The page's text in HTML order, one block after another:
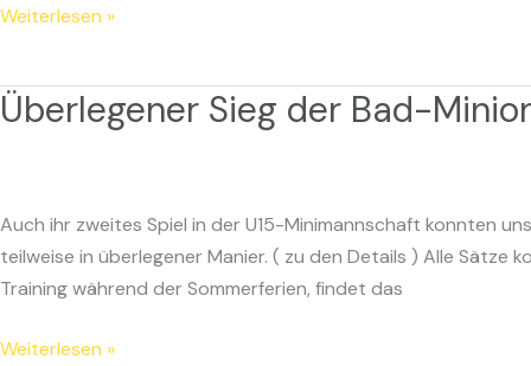
Weiterlesen »
Überlegener Sieg der Bad-
Auch ihr zweites Spiel in der U15-Minimannschaft konnten
teilweise in überlegener Manier. ( zu den Details ) Alle
Training während der Sommerferien, findet das
Überlegener
Minions
Weiterlesen »